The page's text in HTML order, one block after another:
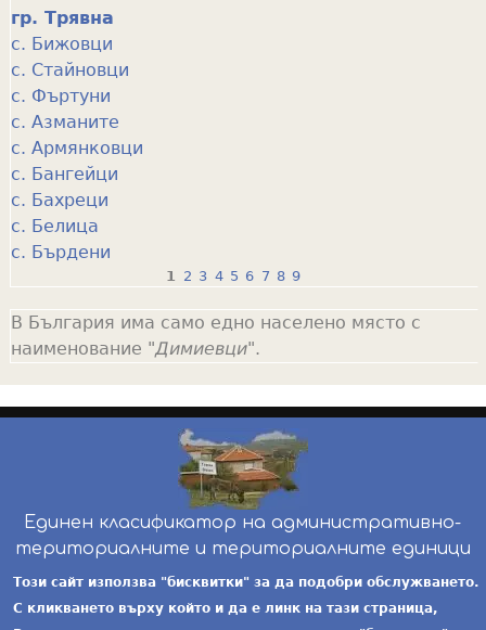
гр. Трявна
с. Бижовци
с. Стайновци
с. Фъртуни
с. Азманите
с. Армянковци
с. Бангейци
с. Бахреци
с. Белица
с. Бърдени
a
g
e
1 2 3 4 5 6 7 8 9
В България има само едно населено място с
наименование "Димиевци".
Единен класификатор на административно-
териториалните и териториалните единици
инж. Бойчо Добрев-ekatte.com-условия за
ползване
Този сайт използва "бисквитки" за да подобри обслужването.
С кликването върху който и да е линк на тази страница,